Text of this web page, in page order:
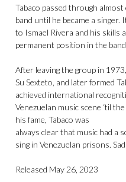
Tabaco passed through
band until he became a
to Ismael Rivera and his skills
permanent position in the
After leaving the group in
Su Sexteto, and later formed
achieved international
Venezuelan music scene ‘til
his fame, Tabaco was
always clear that music had a
sing in Venezuelan prisons.
Released May 26, 2023